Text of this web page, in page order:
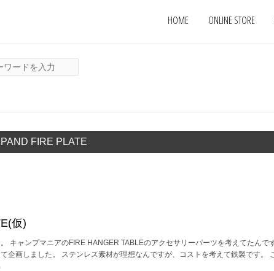
HOME ONLINE STORE
FIRE PLATE
仮)
キャンプマニアのFIRE HANGER TABLEのアクセサリーパーツを考えてたんで
企画しました。 ステンレス素材が理想なんですが、コストを考えて鉄製です。